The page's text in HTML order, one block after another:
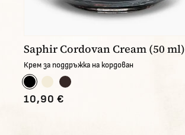
Saphir Cordovan Cream (50 ml)
Крем за поддръжка на кордован
10,90 €